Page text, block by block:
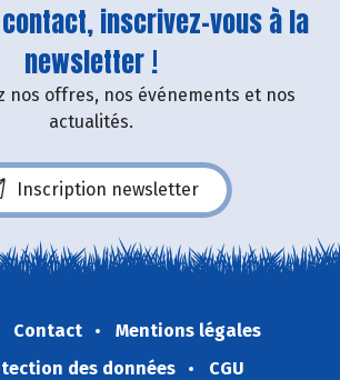
inscrivez-vous à la
newsletter !
nos offres, nos événements et nos
actualités.
Inscription newsletter
Contact
Mentions légales
des données
CGU